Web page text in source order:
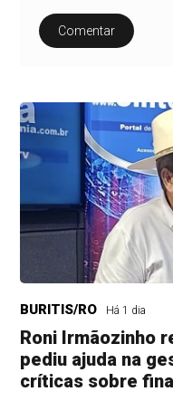
Comentar
BURITIS/RO Há 1 dia
Roni Irmãozinho
pediu ajuda na
críticas sobre